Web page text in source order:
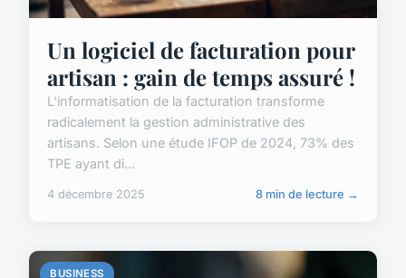
Un logiciel de facturation pour
artisan : gain de temps assuré !
L'informatisation de la facturation transforme
radicalement la gestion administrative des
artisans. Selon une étude IFOP de 2024, 73% des
TPE ayant di...
4 décembre 2025 8 min de lecture →
BUSINESS